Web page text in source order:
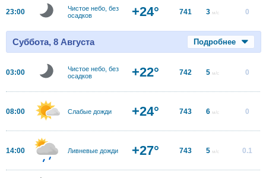
23:00
Чистое небо, без
осадков
+24° 741 3 м/с 0
Суббота, 8 Августа Подробнее
03:00
Чистое небо, без
осадков
+22° 742 5 м/с 0
08:00 Слабые дожди +24° 743 6 м/с 0
14:00 Ливневые дожди +27° 743 5 м/с 0.1